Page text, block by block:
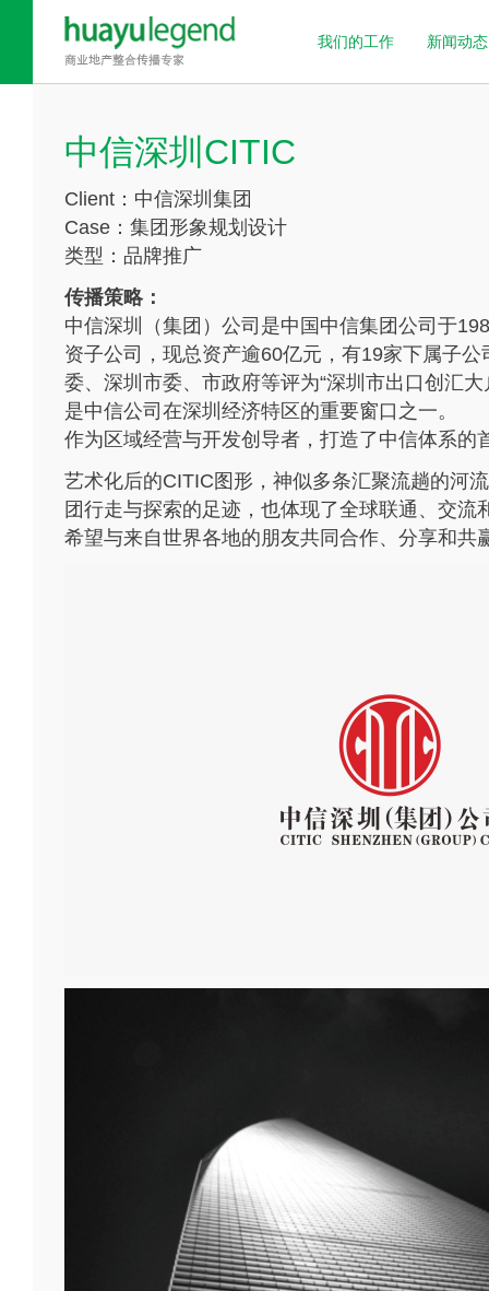
我们的工作 新闻动态
中信深圳CITIC
Client：中信深圳集团
Case：集团形象规划设计
类型：品牌推广
传播策略：
中信深圳（集团）公司是中国中信集团公司于
资子公司，现总资产逾60亿元，有19家下属子
委、深圳市委、市政府等评为“深圳市出口创汇大
是中信公司在深圳经济特区的重要窗口之一。
作为区域经营与开发创导者，打造了中信体系的
艺术化后的CITIC图形，神似多条汇聚流趟的河
团行走与探索的足迹，也体现了全球联通、交流
希望与来自世界各地的朋友共同合作、分享和共